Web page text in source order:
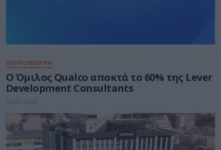
ΠΛΗΡΟΦΟΡΙΚΗ
Ο Όμιλος Qualco αποκτά το 60% της Lever
Development Consultants
30.07.2026